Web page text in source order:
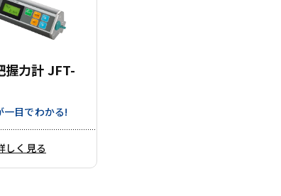
握力計 JFT-
一目でわかる!
しく見る